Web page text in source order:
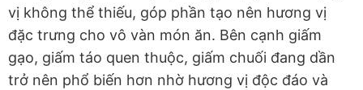
vị không thể thiếu, góp phần tạo nên hương vị
đặc trưng cho vô vàn món ăn. Bên cạnh giấm
gạo, giấm táo quen thuộc, giấm chuối đang dần
trở nên phổ biến hơn nhờ hương vị độc đáo và